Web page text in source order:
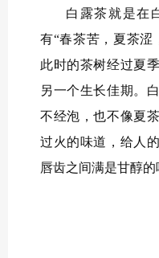
白露茶就是在
有“春茶苦，夏茶涩
此时的茶树经过夏
另一个生长佳期。
不经泡，也不像夏
过火的味道，给人
唇齿之间满是甘醇的